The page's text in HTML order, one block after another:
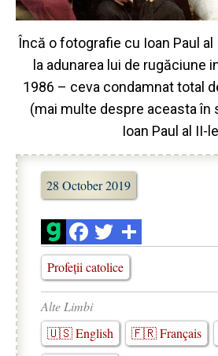
Încă o fotografie cu Ioan Paul al
la adunarea lui de rugăciune
1986 – ceva condamnat total
(mai multe despre aceasta în
Ioan Paul al II-
28 October 2019
Profeții catolice
Alte Limbi
🇺🇸 English
🇫🇷 Français